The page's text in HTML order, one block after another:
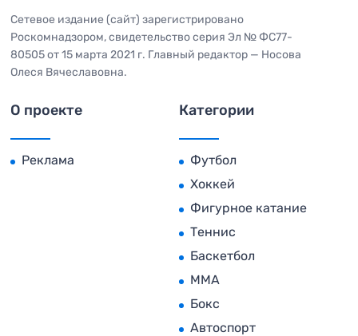
Сетевое издание (сайт) зарегистрировано
Роскомнадзором, свидетельство серия Эл № ФС77-
80505 от 15 марта 2021 г. Главный редактор — Носова
Олеся Вячеславовна.
О проекте
Реклама
Категории
Футбол
Хоккей
Фигурное катание
Теннис
Баскетбол
MMA
Бокс
Автоспорт